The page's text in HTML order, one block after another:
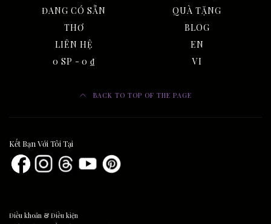
ĐANG CÓ SẴN
QUÀ TẶNG
THƠ
BLOG
LIÊN HỆ
EN
0 SP
0 ₫ VI
BACK TO TOP OF THE PAGE
Kết Bạn Với Tôi Tại
Điều khoản & Điều kiện